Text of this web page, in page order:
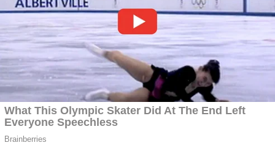
Curatare canapele
Bucuresti. Curatare
profesionala